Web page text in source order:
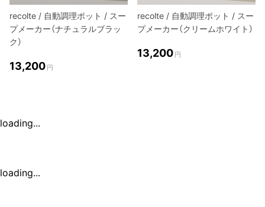
recolte / 自動調理ポット / スー
プメーカー（ナチュラルブラッ
ク）
13,200 円
recolte / 自動調理ポット / スー
プメーカー（クリームホワイト）
13,200 円
loading...
loading...